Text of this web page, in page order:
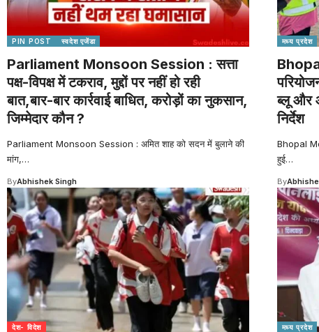
PIN POST स्वदेश एजेंडा
Parliament Monsoon Session : सत्ता
पक्ष-विपक्ष में टकराव, मुद्दों पर नहीं हो रही
बात,बार-बार कार्रवाई बाधित, करोड़ों का नुकसान,
जिम्मेदार कौन ?
Parliament Monsoon Session : अमित शाह को सदन में बुलाने की
मांग,…
ByAbhishek Singh
मध्य प्रदेश
ब्लू और
निर्देश
Bhopal
हुई…
By
देश- विदेश मध्य प्रदेश